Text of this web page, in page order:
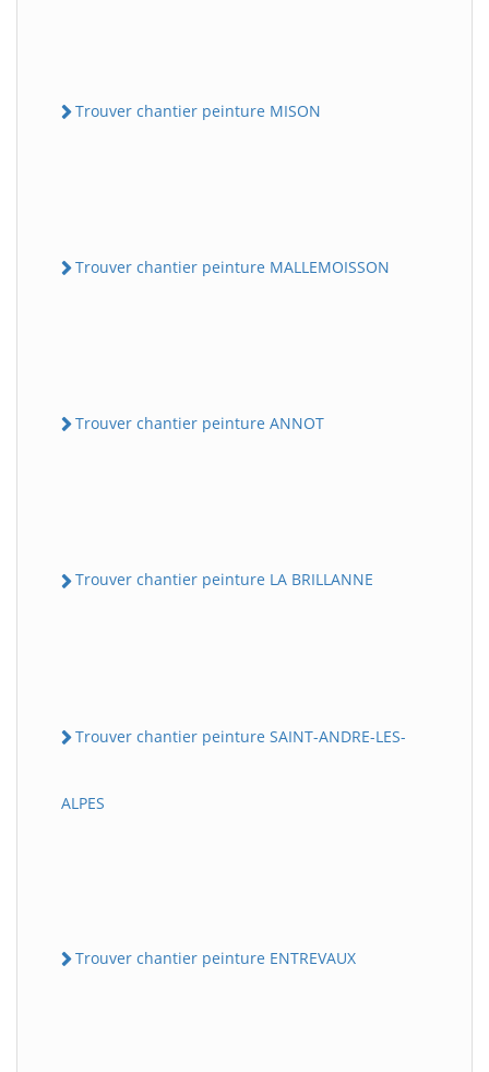
Trouver chantier peinture MISON
Trouver chantier peinture MALLEMOISSON
Trouver chantier peinture ANNOT
Trouver chantier peinture LA BRILLANNE
Trouver chantier peinture SAINT-ANDRE-LES-
ALPES
Trouver chantier peinture ENTREVAUX